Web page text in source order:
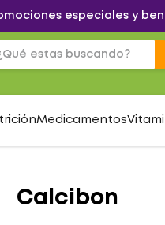
especiales y
Medicamentos
Calcibon